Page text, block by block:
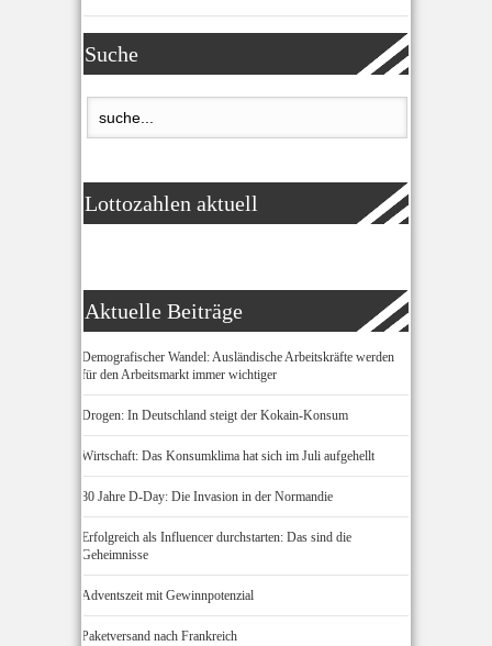
Suche
Lottozahlen aktuell
Aktuelle Beiträge
Demografischer Wandel: Ausländische Arbeitskräfte werden
für den Arbeitsmarkt immer wichtiger
Drogen: In Deutschland steigt der Kokain-Konsum
Wirtschaft: Das Konsumklima hat sich im Juli aufgehellt
80 Jahre D-Day: Die Invasion in der Normandie
Erfolgreich als Influencer durchstarten: Das sind die
Geheimnisse
Adventszeit mit Gewinnpotenzial
Paketversand nach Frankreich